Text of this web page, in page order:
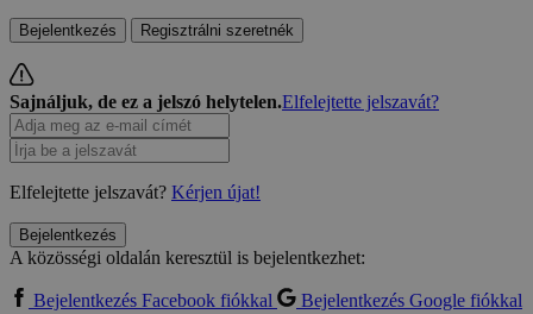
Bejelentkezés Regisztrálni szeretnék
Sajnáljuk, de ez a jelszó helytelen.Elfelejtette jelszavát?
Elfelejtette jelszavát? Kérjen újat!
Bejelentkezés
A közösségi oldalán keresztül is bejelentkezhet:
Bejelentkezés Facebook fiókkal
Bejelentkezés Google fiókkal